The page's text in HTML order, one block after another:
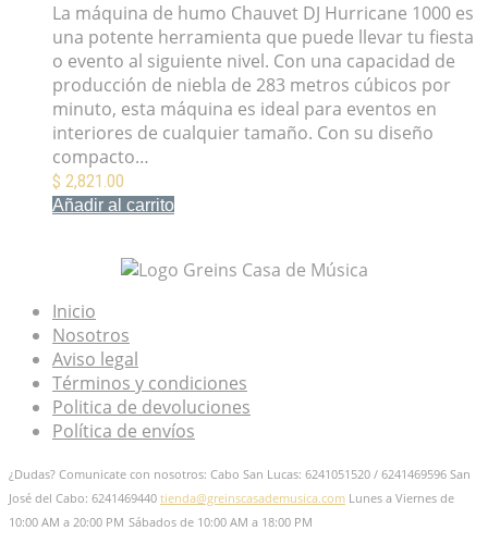
La máquina de humo Chauvet DJ Hurricane 1000 es
una potente herramienta que puede llevar tu fiesta
o evento al siguiente nivel. Con una capacidad de
producción de niebla de 283 metros cúbicos por
minuto, esta máquina es ideal para eventos en
interiores de cualquier tamaño. Con su diseño
compacto…
$ 2,821.00
Añadir al carrito
Inicio
Nosotros
Aviso legal
Términos y condiciones
Politica de devoluciones
Política de envíos
¿Dudas? Comunicate con nosotros: Cabo San Lucas: 6241051520 / 6241469596 San
José del Cabo: 6241469440 tienda@greinscasademusica.com Lunes a Viernes de
10:00 AM a 20:00 PM Sábados de 10:00 AM a 18:00 PM